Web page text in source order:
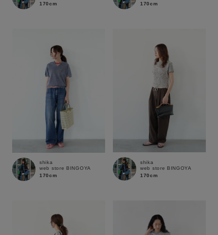
MENS KIDS
ブランド
170cm
170cm
shika
web store BINGOYA
170cm
shika
web store BINGOYA
170cm